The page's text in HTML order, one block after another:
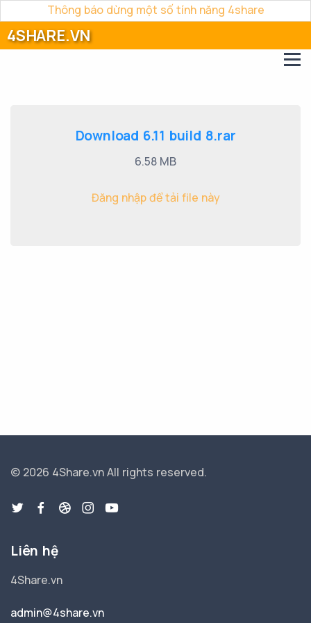
Thông báo dừng một số tính năng 4share
4SHARE.VN
Download 6.11 build 8.rar
6.58 MB
Đăng nhập để tải file này
© 2026 4Share.vnAll rights reserved.
Liên hệ
4Share.vn
admin@4share.vn